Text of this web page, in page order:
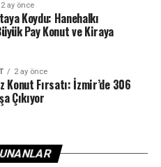
2 ay önce
Koydu: Hanehalkı
Pay Konut ve Kiraya
2 ay önce
Konut Fırsatı: İzmir’de 306
Çıkıyor